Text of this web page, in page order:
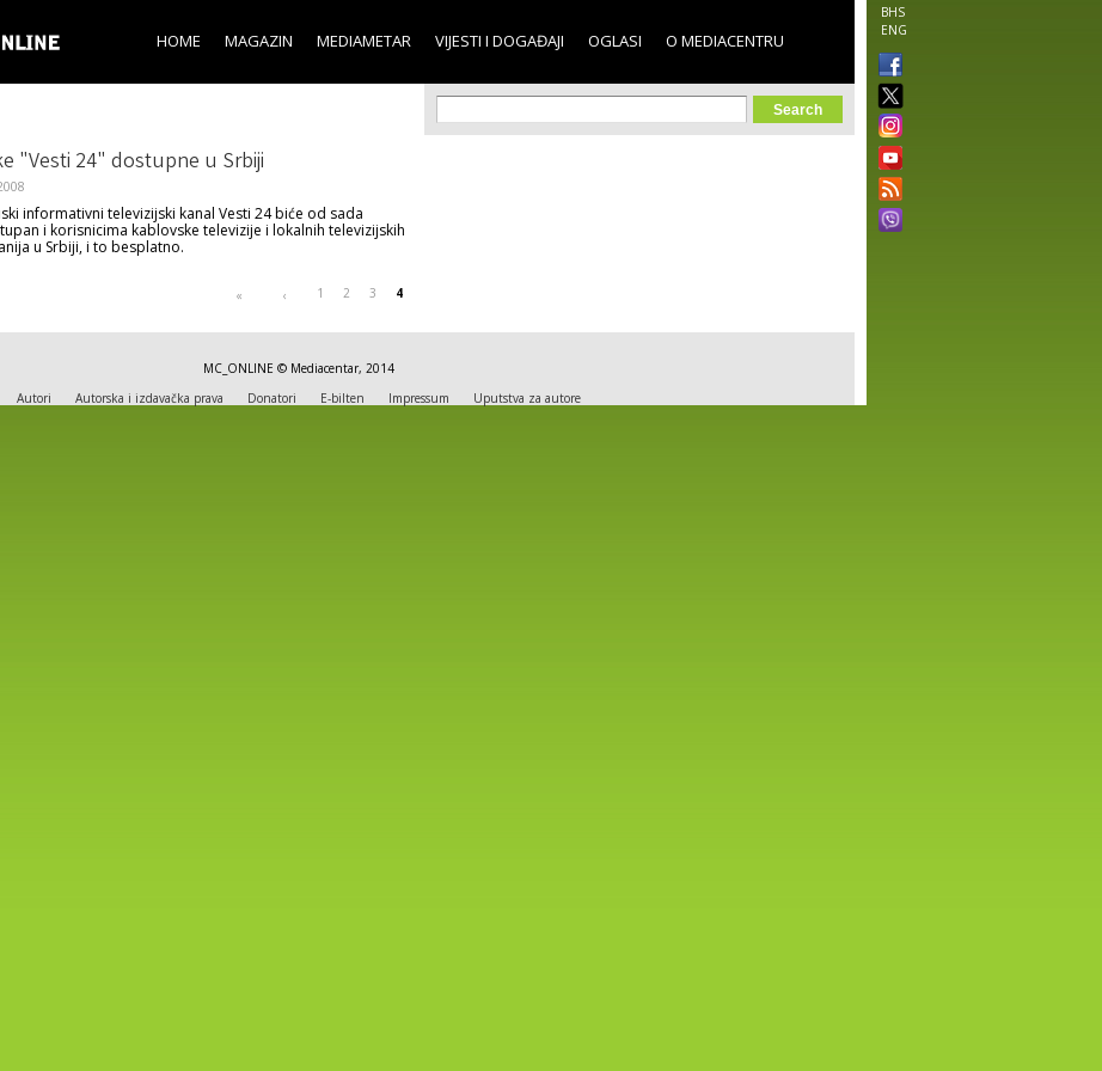
main
content
BHS
ENG
HOME MAGAZIN MEDIAMETAR VIJESTI I DOGAĐAJI OGLASI O MEDIACENTRU
"Vesti 24" dostupne u Srbiji
informativni televizijski kanal Vesti 24 biće od sada
i korisnicima kablovske televizije i lokalnih televizijskih
u Srbiji, i to besplatno.
« ‹ 1 2 3 4
Search form
Search
MC_ONLINE © Mediacentar, 2014
Autori
Autorska i izdavačka prava Donatori E-bilten Impressum Uputstva za autore